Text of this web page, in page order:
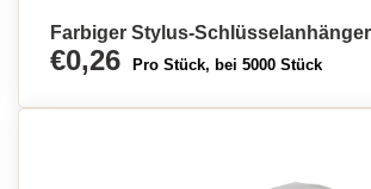
Farbiger Stylus-
€0,26 Pro Stück, bei 5000 Stück